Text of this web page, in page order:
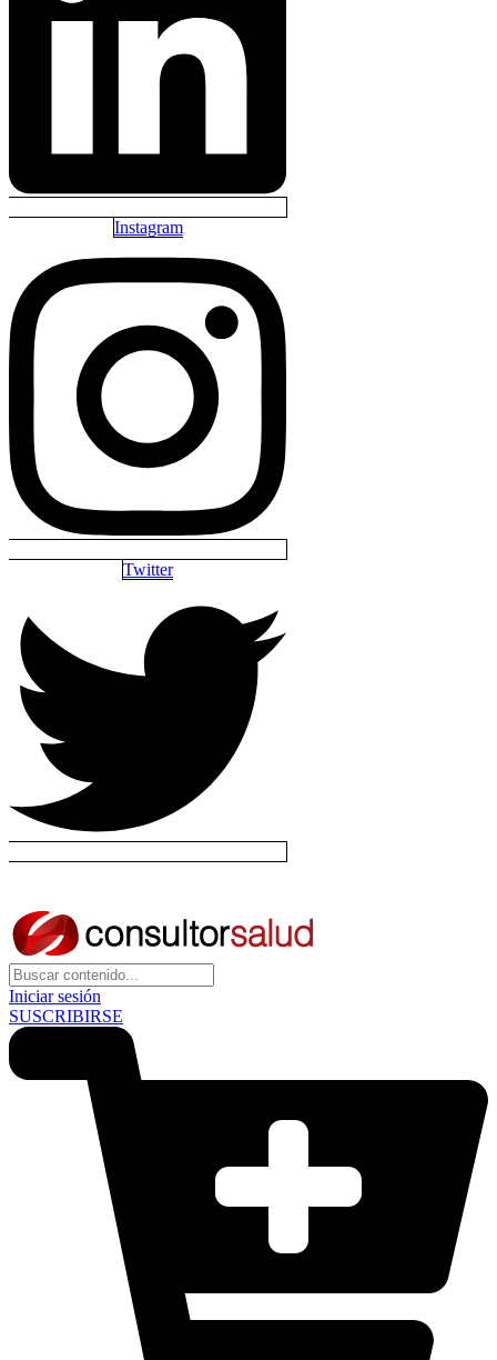
Instagram
Twitter
Iniciar sesión
SUSCRIBIRSE